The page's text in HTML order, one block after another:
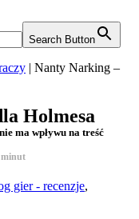
Search Button
| Nanty Narking –
Holmesa
ma wpływu na treść
minut
gier - recenzje,